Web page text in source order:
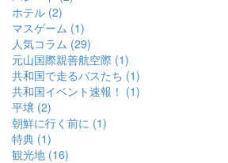
ホテル (2)
マスゲーム (1)
人気コラム (29)
元山国際親善航空際 (1)
共和国で走るバスたち (1)
共和国イベント速報！ (1)
平壌 (2)
朝鮮に行く前に (1)
特典 (1)
観光地 (16)